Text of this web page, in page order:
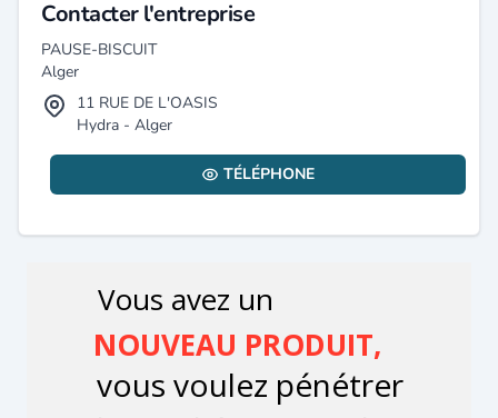
Contacter l'entreprise
PAUSE-BISCUIT
Alger
11 RUE DE L'OASIS
Hydra - Alger
TÉLÉPHONE